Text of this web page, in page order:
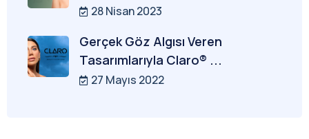
28 Nisan 2023
Gerçek Göz Algısı Veren
Tasarımlarıyla Claro® ...
27 Mayıs 2022